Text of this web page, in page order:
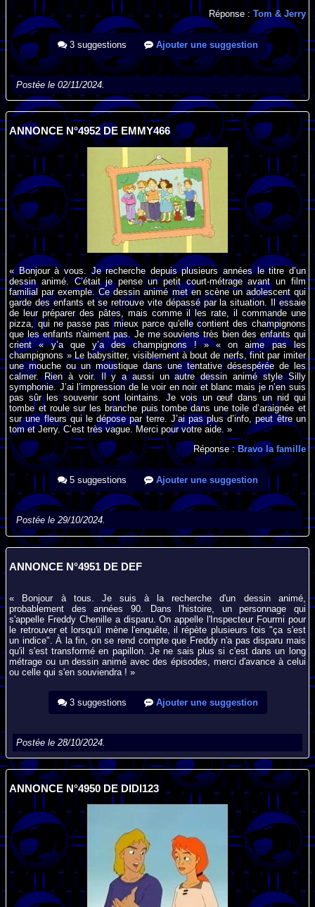
Réponse :Tom & Jerry
3 suggestions Ajouter une suggestion
Postée le 02/11/2024.
ANNONCE N°4952 DE EMMY466
« Bonjour à vous. Je recherche depuis plusieurs années le titre d’un
dessin animé. C’était je pense un petit court-métrage avant un film
familial par exemple. Ce dessin animé met en scène un adolescent qui
garde des enfants et se retrouve vite dépassé par la situation. Il essaie
de leur préparer des pâtes, mais comme il les rate, il commande une
pizza, qui ne passe pas mieux parce qu'elle contient des champignons
que les enfants n'aiment pas. Je me souviens très bien des enfants qui
crient « y’a que y’a des champignons ! » « on aime pas les
champignons » Le babysitter, visiblement à bout de nerfs, finit par imiter
une mouche ou un moustique dans une tentative désespérée de les
calmer. Rien à voir. Il y a aussi un autre dessin animé style Silly
symphonie. J’ai l’impression de le voir en noir et blanc mais je n’en suis
pas sûr les souvenir sont lointains. Je vois un œuf dans un nid qui
tombe et roule sur les branche puis tombe dans une toile d’araignée et
sur une fleurs qui le dépose par terre. J’ai pas plus d’info, peut être un
tom et Jerry. C’est très vague. Merci pour votre aide. »
Réponse :Bravo la famille
5 suggestions Ajouter une suggestion
Postée le 29/10/2024.
ANNONCE N°4951 DE DEF
« Bonjour à tous. Je suis à la recherche d'un dessin animé,
probablement des années 90. Dans l'histoire, un personnage qui
s'appelle Freddy Chenille a disparu. On appelle l'Inspecteur Fourmi pour
le retrouver et lorsqu'il mène l'enquête, il répète plusieurs fois "ça s'est
un indice". À la fin, on se rend compte que Freddy n'a pas disparu mais
qu'il s'est transformé en papillon. Je ne sais plus si c'est dans un long
métrage ou un dessin animé avec des épisodes, merci d'avance à celui
ou celle qui s'en souviendra ! »
3 suggestions Ajouter une suggestion
Postée le 28/10/2024.
ANNONCE N°4950 DE DIDI123